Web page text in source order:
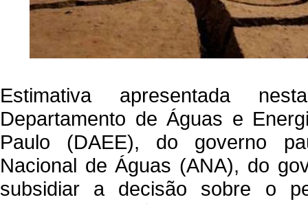
Estimativa apresentada
Departamento de Águas e
Paulo (DAEE), do governo
Nacional de Águas (ANA), do
subsidiar a decisão sobre o